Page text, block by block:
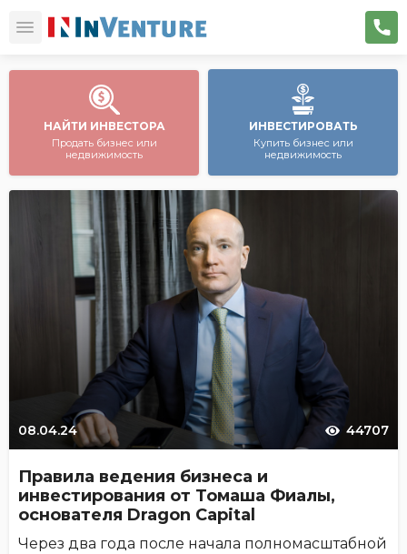
НАЙТИ ИНВЕСТОРА
Продать бизнес или
недвижимость
ИНВЕСТИРОВАТЬ
Купить бизнес или
недвижимость
08.04.24 44707
Правила ведения бизнеса и
инвестирования от Томаша Фиалы,
основателя Dragon Capital
Через два года после начала полномасштабной